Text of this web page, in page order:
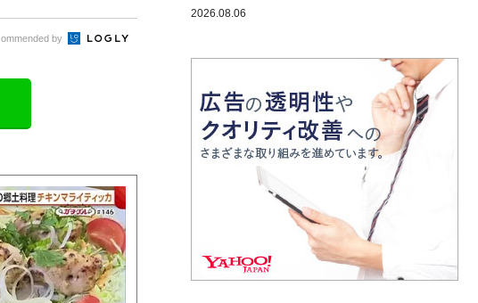
by
2026.08.06